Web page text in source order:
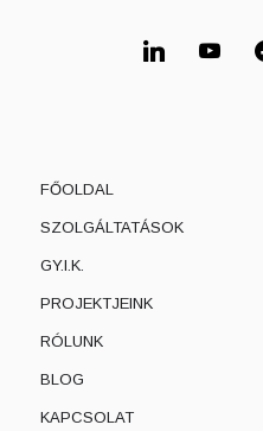
FŐOLDAL
SZOLGÁLTATÁSOK
GY.I.K.
PROJEKTJEINK
RÓLUNK
BLOG
KAPCSOLAT